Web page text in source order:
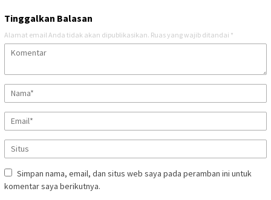
Tinggalkan Balasan
Alamat email Anda tidak akan dipublikasikan. Ruas yang wajib ditandai *
Simpan nama, email, dan situs web saya pada peramban ini untuk
komentar saya berikutnya.